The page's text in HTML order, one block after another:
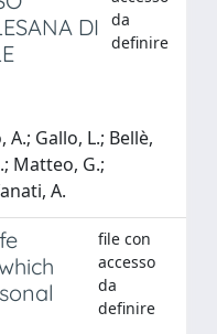
DI
da
definire
Gallo, L.; Bellè,
Matteo, G.;
A.
file con
accesso
da
definire